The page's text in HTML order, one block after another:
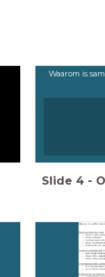
Waarom is
Slide 4 -